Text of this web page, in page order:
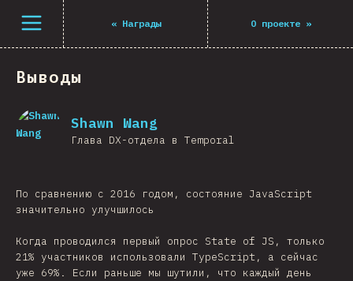
Открыть меню « Награды О проекте»
Выводы
Shawn Wang
Глава DX-отдела в Temporal
По сравнению с 2016 годом, состояние JavaScript
значительно улучшилось
Когда проводился первый опрос State of JS, только
21% участников использовали TypeScript, а сейчас
уже 69%. Если раньше мы шутили, что каждый день